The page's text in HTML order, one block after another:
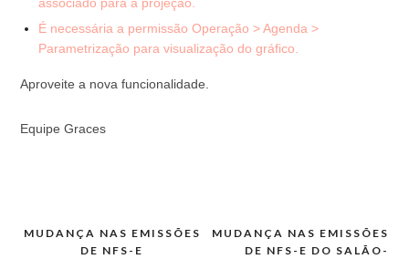
associado para a projeção.
É necessária a permissão Operação > Agenda >
Parametrização para visualização do gráfico.
Aproveite a nova funcionalidade.
Equipe Graces
Navegação
MUDANÇA NAS EMISSÕES
DE NFS-E
MUDANÇA NAS EMISSÕES
DE NFS-E DO SALÃO-